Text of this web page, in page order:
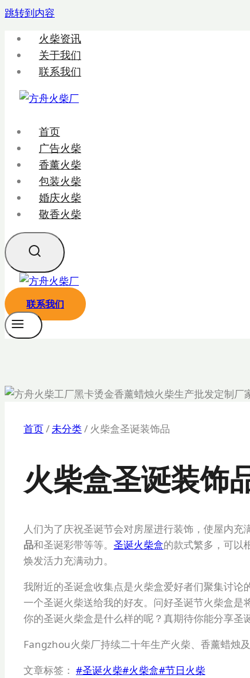
跳转到内容
火柴资讯
关于我们
联系我们
首页
广告火柴
香薰火柴
包装火柴
婚庆火柴
敬香火柴
联系我们
首页/未分类/ 火柴盒圣诞装饰品
火柴盒圣诞装饰
人们为了庆祝圣诞节会对房屋进行装饰，使屋内充
品和圣诞彩带等等。 圣诞火柴盒的款式繁多，可以
焕发活力充满动力。
我附近的圣诞盒收集点是火柴盒爱好者们聚集讨
一个圣诞火柴送给我的好友。问好圣诞节火柴盒是
你的圣诞火柴盒是什么样的呢？真期待你能分享圣
Fangzhou火柴厂持续二十年生产火柴、香薰蜡烛
文章标签： #圣诞火柴#火柴盒#节日火柴